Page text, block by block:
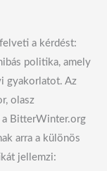
a kérdést:
politika, amely
gyakorlatot. Az
olasz
a BitterWinter.org
arra a különös
jellemzi: